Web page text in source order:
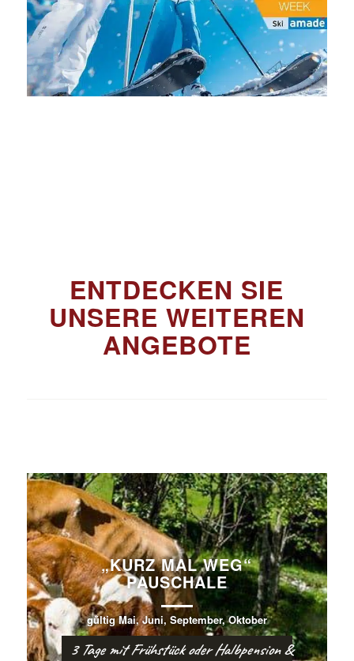
ENTDECKEN SIE
UNSERE WEITEREN
ANGEBOTE
„KURZ MAL WEG“
PAUSCHALE
gültig Mai, Juni, September, Oktober
3 Tage mit Frühstück oder Halbpension &